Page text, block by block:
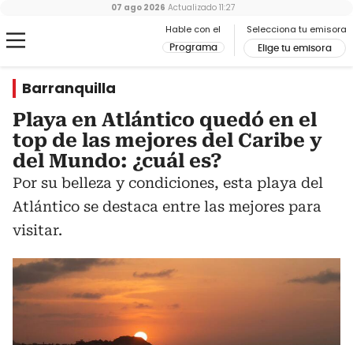
Hable con el
Programa
Selecciona tu emisora
Elige tu emisora
07 ago 2026 Actualizado 11:27
Barranquilla
Playa en Atlántico quedó en el
top de las mejores del Caribe y
del Mundo: ¿cuál es?
Por su belleza y condiciones, esta playa del
Atlántico se destaca entre las mejores para
visitar.